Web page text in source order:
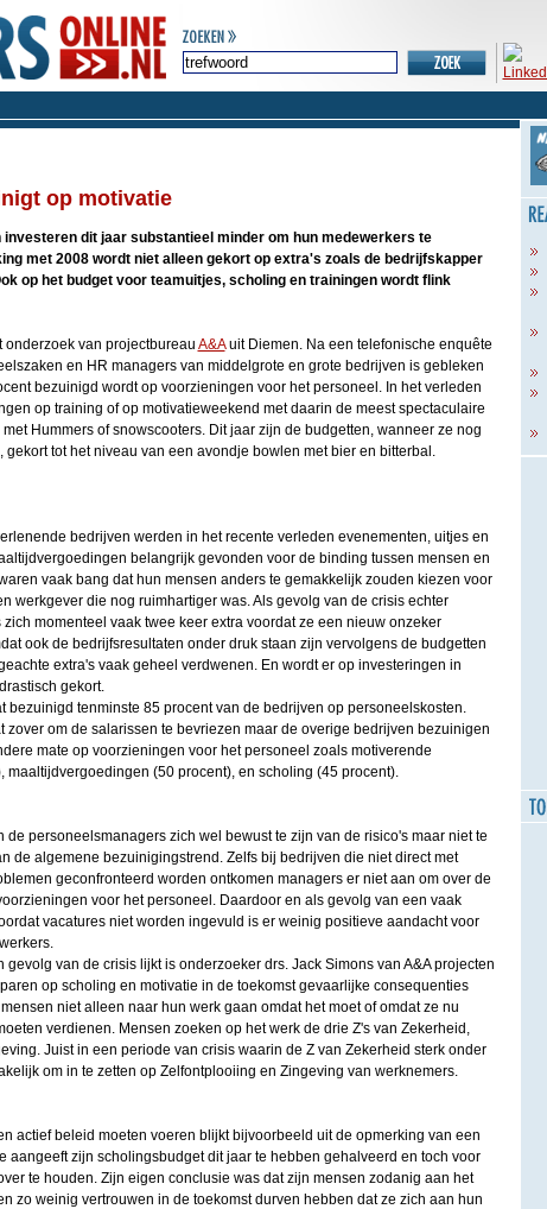
op motivatie
investeren dit jaar substantieel minder om hun medewerkers te
met 2008 wordt niet alleen gekort op extra's zoals de bedrijfskapper
op het budget voor teamuitjes, scholing en trainingen wordt flink
onderzoek van projectbureau A&Auit Diemen. Na een telefonische enquête
en HR managers van middelgrote en grote bedrijven is gebleken
bezuinigd wordt op voorzieningen voor het personeel. In het verleden
op training of op motivatieweekend met daarin de meest spectaculaire
Hummers of snowscooters. Dit jaar zijn de budgetten, wanneer ze nog
gekort tot het niveau van een avondje bowlen met bier en bitterbal.
bedrijven werden in het recente verleden evenementen, uitjes en
belangrijk gevonden voor de binding tussen mensen en
vaak bang dat hun mensen anders te gemakkelijk zouden kiezen voor
werkgever die nog ruimhartiger was. Als gevolg van de crisis echter
momenteel vaak twee keer extra voordat ze een nieuw onzeker
ook de bedrijfsresultaten onder druk staan zijn vervolgens de budgetten
extra's vaak geheel verdwenen. En wordt er op investeringen in
gekort.
bezuinigd tenminste 85 procent van de bedrijven op personeelskosten.
zover om de salarissen te bevriezen maar de overige bedrijven bezuinigen
mate op voorzieningen voor het personeel zoals motiverende
maaltijdvergoedingen (50 procent), en scholing (45 procent).
de personeelsmanagers zich wel bewust te zijn van de risico's maar niet te
de algemene bezuinigingstrend. Zelfs bij bedrijven die niet direct met
geconfronteerd worden ontkomen managers er niet aan om over de
voor het personeel. Daardoor en als gevolg van een vaak
vacatures niet worden ingevuld is er weinig positieve aandacht voor
gevolg van de crisis lijkt is onderzoeker drs. Jack Simons van A&A projecten
op scholing en motivatie in de toekomst gevaarlijke consequenties
niet alleen naar hun werk gaan omdat het moet of omdat ze nu
verdienen. Mensen zoeken op het werk de drie Z's van Zekerheid,
Juist in een periode van crisis waarin de Z van Zekerheid sterk onder
om in te zetten op Zelfontplooiing en Zingeving van werknemers.
actief beleid moeten voeren blijkt bijvoorbeeld uit de opmerking van een
aangeeft zijn scholingsbudget dit jaar te hebben gehalveerd en toch voor
te houden. Zijn eigen conclusie was dat zijn mensen zodanig aan het
zo weinig vertrouwen in de toekomst durven hebben dat ze zich aan hun